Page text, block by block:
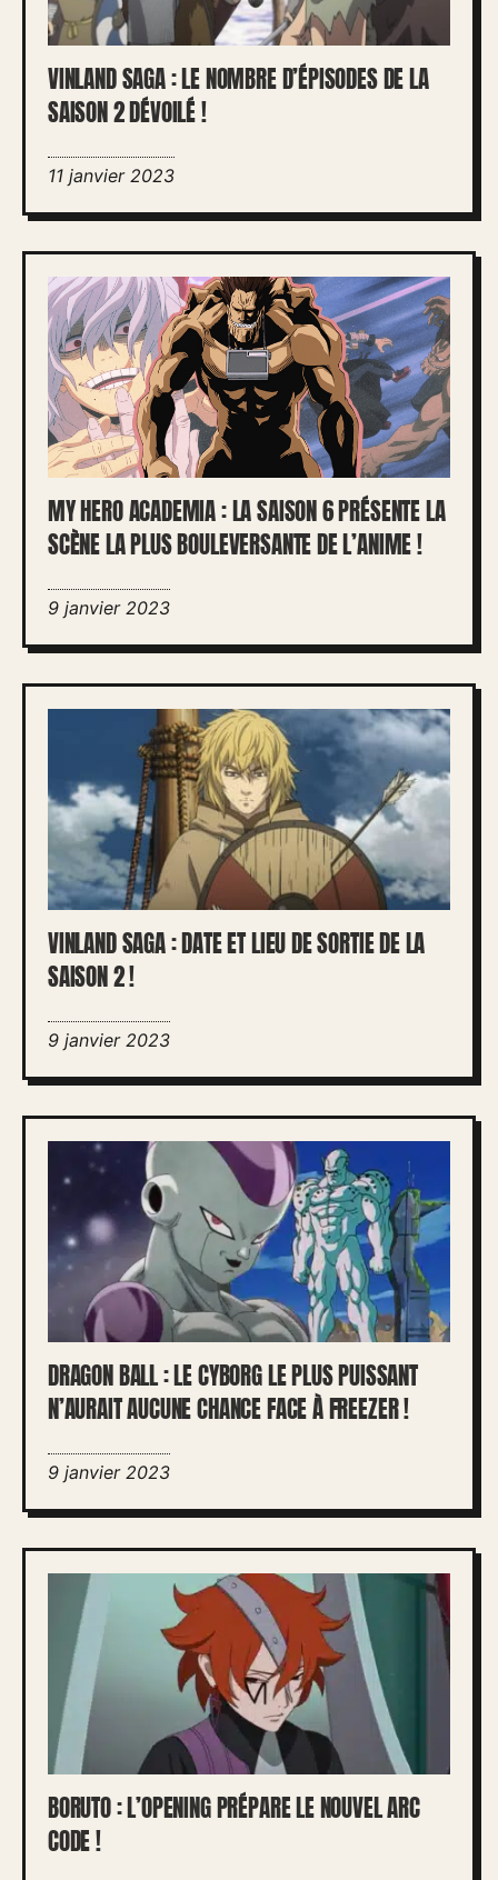
VINLAND SAGA : LE NOMBRE D’ÉPISODES DE LA
SAISON 2 DÉVOILÉ !
11 janvier 2023
MY HERO ACADEMIA : LA SAISON 6 PRÉSENTE LA
SCÈNE LA PLUS BOULEVERSANTE DE L’ANIME !
9 janvier 2023
VINLAND SAGA : DATE ET LIEU DE SORTIE DE LA
SAISON 2 !
9 janvier 2023
DRAGON BALL : LE CYBORG LE PLUS PUISSANT
N’AURAIT AUCUNE CHANCE FACE À FREEZER !
9 janvier 2023
BORUTO : L’OPENING PRÉPARE LE NOUVEL ARC
CODE !